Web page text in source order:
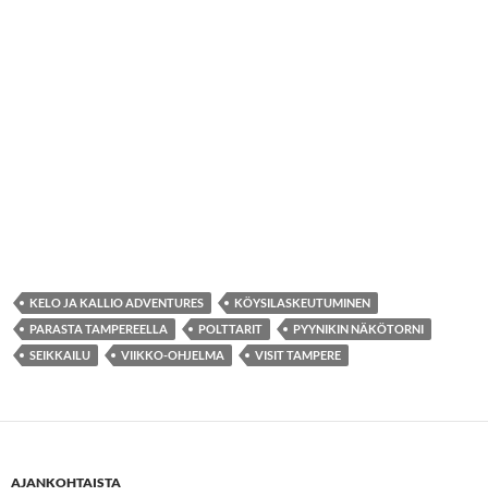
KELO JA KALLIO ADVENTURES
KÖYSILASKEUTUMINEN
PARASTA TAMPEREELLA
POLTTARIT
PYYNIKIN NÄKÖTORNI
SEIKKAILU
VIIKKO-OHJELMA VISIT TAMPERE
AJANKOHTAISTA